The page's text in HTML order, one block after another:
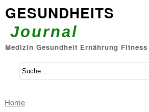
GESUNDHEITS
Journal
Medizin Gesundheit Ernährung
Home